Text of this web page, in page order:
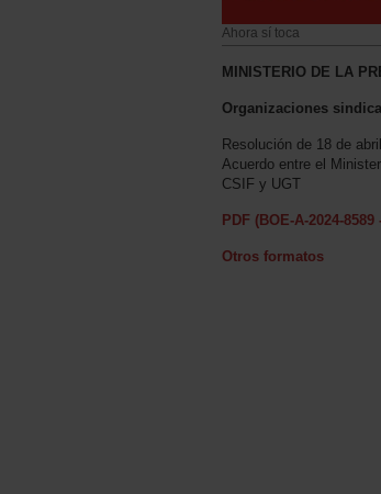
Ahora sí toca
MINISTERIO DE LA
Organizaciones
Resolución de 18 de
Acuerdo entre el
CSIF y UGT
PDF (BOE-A-2024-
Otros formatos